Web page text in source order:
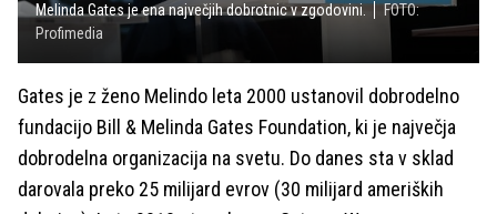
Melinda Gates je ena največjih dobrotnic v zgodovini.
FOTO:
Profimedia
Gates je z ženo Melindo leta 2000 ustanovil dobrodelno
fundacijo Bill & Melinda Gates Foundation, ki je največja
dobrodelna organizacija na svetu. Do danes sta v sklad
darovala preko 25 milijard evrov (30 milijard ameriških